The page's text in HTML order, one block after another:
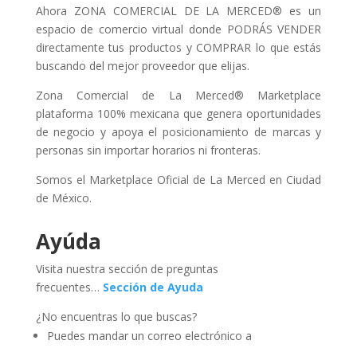
Ahora ZONA COMERCIAL DE LA MERCED® es un
espacio de comercio virtual donde PODRÁS VENDER
directamente tus productos y COMPRAR lo que estás
buscando del mejor proveedor que elijas.
Zona Comercial de La Merced® Marketplace
plataforma 100% mexicana que genera oportunidades
de negocio y apoya el posicionamiento de marcas y
personas sin importar horarios ni fronteras.
Somos el Marketplace Oficial de La Merced en Ciudad
de México.
Ayúda
Visita nuestra sección de preguntas
frecuentes… Sección de Ayuda
¿No encuentras lo que buscas?
Puedes mandar un correo electrónico a